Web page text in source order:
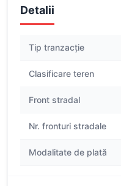
Detalii
Tip tranzacție
Clasificare teren
Front stradal
Nr. fronturi stradale
Modalitate de plată